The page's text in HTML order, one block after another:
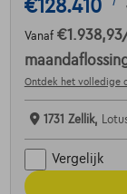
€128.410
Vanaf €1.938,93
Ontdek het volledige
1731 Zellik,
Vergelijk